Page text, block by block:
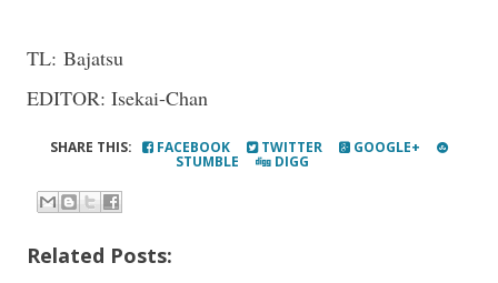
TL: Bajatsu
EDITOR: Isekai-Chan
SHARE THIS: FACEBOOK TWITTER GOOGLE+
STUMBLE DIGG
Related Posts: